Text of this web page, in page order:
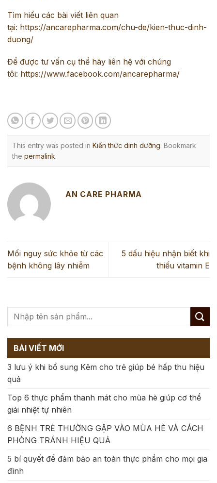
Tìm hiểu các bài viết liên quan
tại: https://ancarepharma.com/chu-de/kien-thuc-dinh-
duong/
Để được tư vấn cụ thể hãy liên hệ với chúng
tôi: https://www.facebook.com/ancarepharma/
This entry was posted in Kiến thức dinh dưỡng. Bookmark
the permalink.
AN CARE PHARMA
Mối nguy sức khỏe từ các
bệnh không lây nhiễm
5 dấu hiệu nhận biết khi
thiếu vitamin E
BÀI VIẾT MỚI
3 lưu ý khi bổ sung Kẽm cho trẻ giúp bé hấp thu hiệu
quả
Top 6 thực phẩm thanh mát cho mùa hè giúp cơ thể
giải nhiệt tự nhiên
6 BỆNH TRẺ THƯỜNG GẶP VÀO MÙA HÈ VÀ CÁCH
PHÒNG TRÁNH HIỆU QUẢ
5 bí quyết để đảm bảo an toàn thực phẩm cho mọi gia
đình